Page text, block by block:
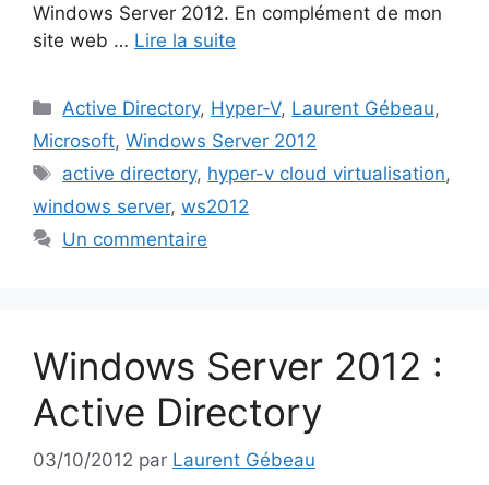
Windows Server 2012. En complément de mon
site web … Lire la suite
Catégories
Active Directory, Hyper-V, Laurent Gébeau,
Microsoft, Windows Server 2012
Étiquettes
active directory, hyper-v cloud virtualisation,
windows server, ws2012
Un commentaire
Windows Server 2012 :
Active Directory
03/10/2012 par Laurent Gébeau